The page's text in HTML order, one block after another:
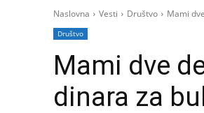
Naslovna Vesti Društvo Mami
Društvo
Mami dve
dinara za